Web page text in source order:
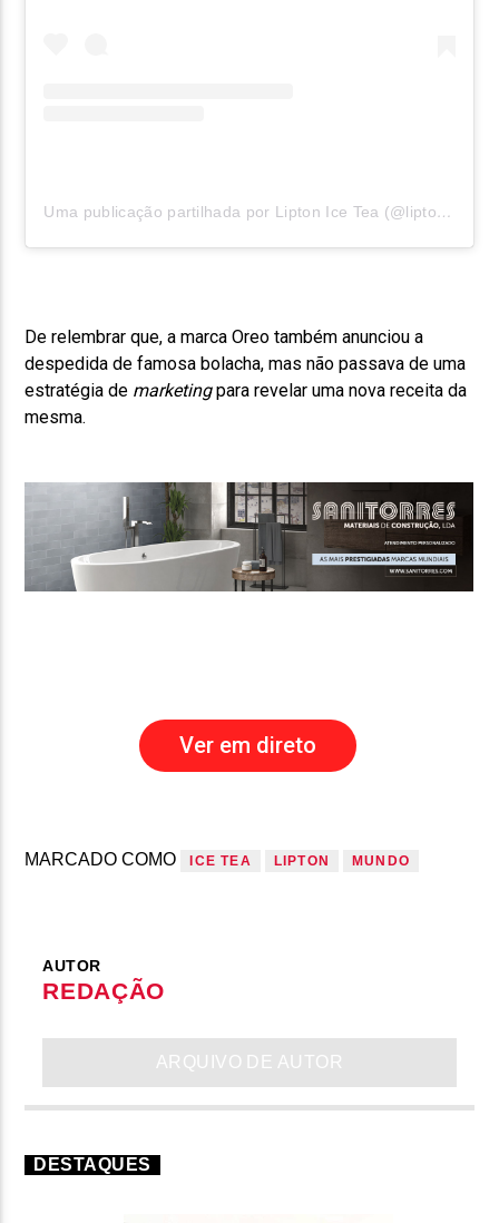
Uma publicação partilhada por Lipton Ice Tea (@liptonicetea)
De relembrar que, a marca Oreo também anunciou a
despedida de famosa bolacha, mas não passava de uma
estratégia de marketingpara revelar uma nova receita da
mesma.
Ver em direto
MARCADO COMO ICE TEA LIPTON MUNDO
AUTOR
REDAÇÃO
ARQUIVO DE AUTOR
DESTAQUES